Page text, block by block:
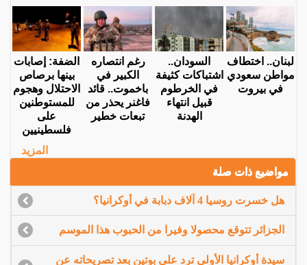
لبنان.. اختطاف
مواطن سعودي
في بيروت
السودان..
اشتباكات كثيفة
في الخرطوم
قبيل انتهاء
الهدنة
رغم انتصاره
الكبير في
باخموت.. قائد
فاغنر يحذر من
تبعات خطير
الضفة: إصابات
بينها برصاص
الاحتلال وهجوم
للمستوطنين
على
فلسطينيين
المزيد
مواضيع ذات صلة
هل خسرت روسيا 4 آلاف دبابة في أوكرانيا؟
الجزائر تتوقع محصولا وفيرا من الحبوب هذا الموسم
سيدة أوكرانيا الأولى ترد على بوتين بعد تصريحاته عن